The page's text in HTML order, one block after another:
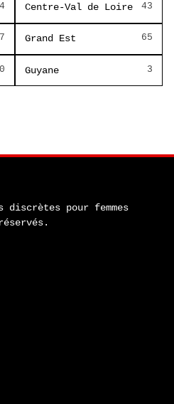
Centre-Val de Loire 43
7 Grand Est 65
Guyane 3
discrètes pour femmes